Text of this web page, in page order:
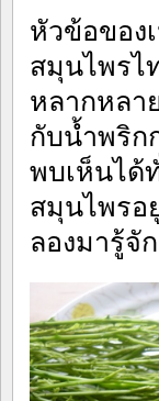
หัวข้อของ
สมุนไพรไ
หลากหลา
กับน้ำพริก
พบเห็นได้
สมุนไพรอ
ลองมารู้จั